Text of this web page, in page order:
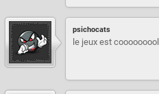
psichocats
le jeux est cooooooool